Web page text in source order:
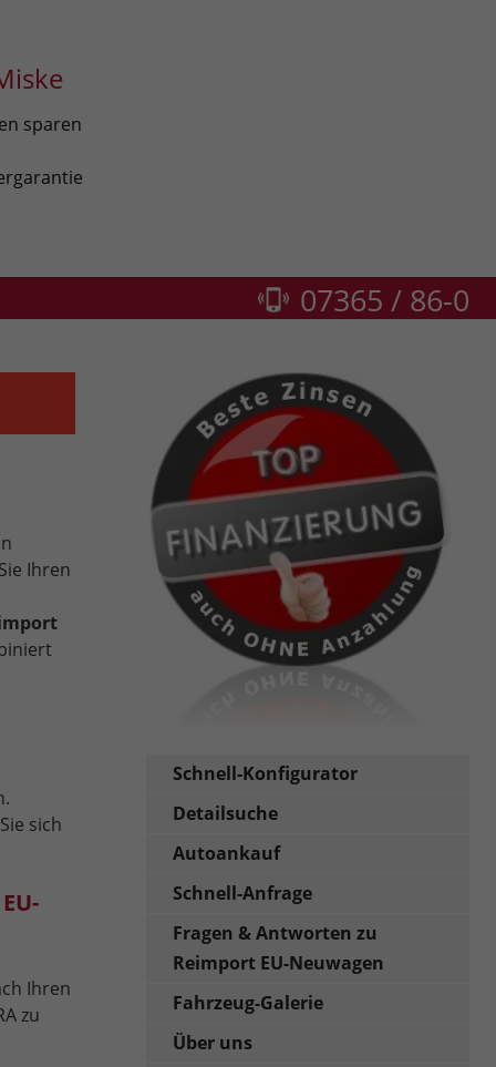
sparen
07365 / 86-0
Ihren
sich
Ihren
zu
Schnell-Konfigurator
Detailsuche
Autoankauf
Schnell-Anfrage
Fragen & Antworten zu
Reimport EU-Neuwagen
Fahrzeug-Galerie
Über uns